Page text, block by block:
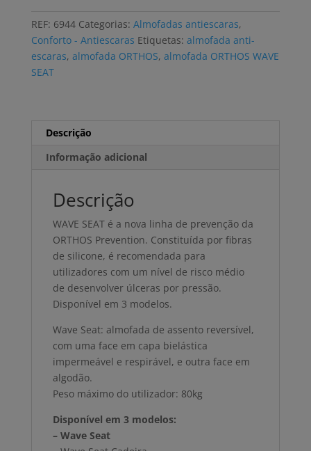
WAVE
REF: 6944 Categorias: Almofadas antiescaras,
Conforto - Antiescaras Etiquetas: almofada anti-
escaras, almofada ORTHOS, almofada ORTHOS WAVE
SEAT
Descrição
Informação adicional
Descrição
WAVE SEAT é a nova linha de prevenção da
ORTHOS Prevention. Constituída por fibras
de silicone, é recomendada para
utilizadores com um nível de risco médio
de desenvolver úlceras por pressão.
Disponível em 3 modelos.
Wave Seat: almofada de assento reversível,
com uma face em capa bielástica
impermeável e respirável, e outra face em
algodão.
Peso máximo do utilizador: 80kg
Disponível em 3 modelos:
– Wave Seat